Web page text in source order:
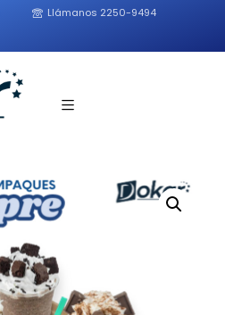
Llámanos 2250-9494